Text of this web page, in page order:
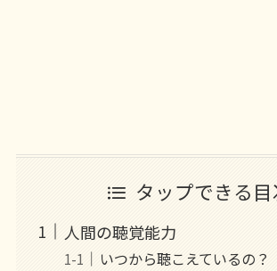
タップできる
人間の聴覚能力
いつから聴こえているの？